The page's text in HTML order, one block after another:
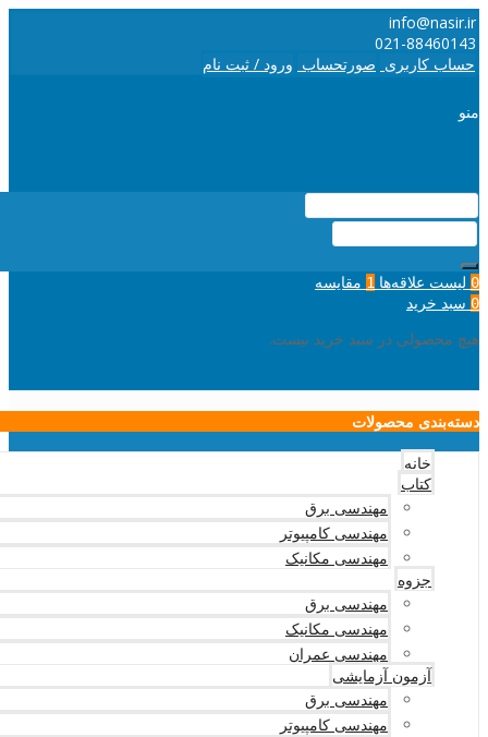
info@nasir.ir
021-88460143
حساب کاربری صورتحساب ورود / ثبت نام
منو
0 لیست علاقه‌ها 1 مقایسه
0 سبد خرید
هیچ محصولی در سبد خرید نیست.
دسته‌بندی محصولات
خانه
کتاب
مهندسی برق
مهندسی کامپیوتر
مهندسی مکانیک
جزوه
مهندسی برق
مهندسی مکانیک
مهندسی عمران
آزمون آزمایشی
مهندسی برق
مهندسی کامپیوتر